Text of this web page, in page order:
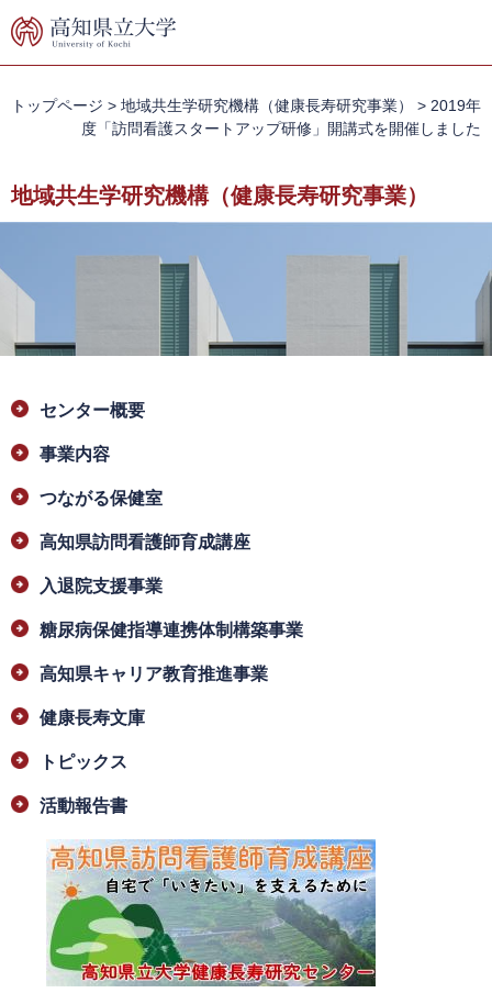
ー
ニ
て
本
へ
トップページ > 地域共生学研究機構（健康長寿研究事業） > 2019年
度「訪問看護スタートアップ研修」開講式を開催しました
地域共生学研究機構（健康長寿研究事業）
文
センター概要
事業内容
つながる保健室
高知県訪問看護師育成講座
入退院支援事業
糖尿病保健指導連携体制構築事業
高知県キャリア教育推進事業
健康長寿文庫
トピックス
活動報告書